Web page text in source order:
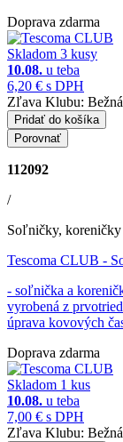
Doprava zdarma
Skladom 3 kusy
10.08. u teba
6,20 € s DPH
Zľava Klubu:
Pridať do košíka
Porovnať
112092
/
Soľničky, koreničky
Tescoma CLUB -
- soľnička a
vyrobená z
úprava kovových
Doprava zdarma
Skladom 1 kus
10.08. u teba
7,00 € s DPH
Zľava Klubu: